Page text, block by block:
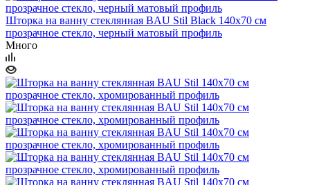
Шторка на ванну стеклянная BAU Stil Black 140х70 см
прозрачное стекло, черный матовый профиль
Много